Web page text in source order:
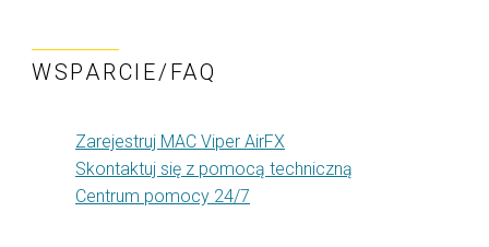
WSPARCIE/FAQ
Zarejestruj MAC Viper AirFX
Skontaktuj się z pomocą techniczną
Centrum pomocy 24/7